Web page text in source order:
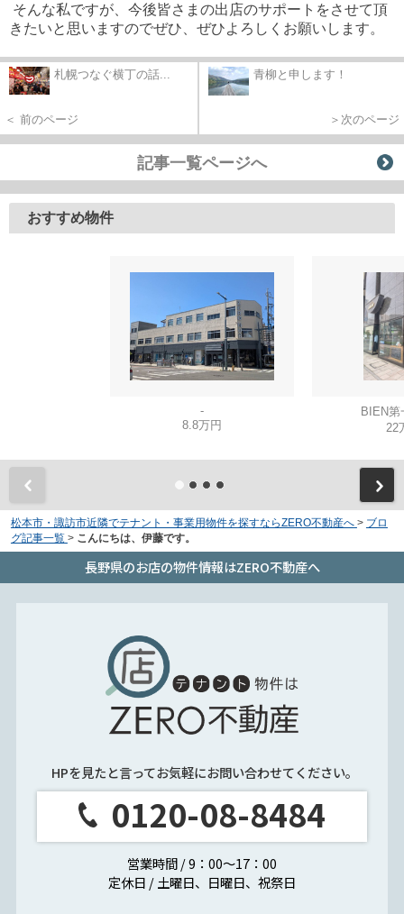
そんな私ですが、今後皆さまの出店のサポートをさせて頂
きたいと思いますのでぜひ、ぜひよろしくお願いします。
札幌つなぐ横丁の話...
＜ 前のページ
青柳と申します！
＞次のページ
記事一覧ページへ
おすすめ物件
-
8.8万円
BIEN
22
松本市・諏訪市近隣でテナント・事業用物件を探すならZERO不動産へ > ブロ
グ記事一覧 > こんにちは、伊藤です。
長野県のお店の物件情報はZERO不動産へ
HPを見たと言ってお気軽にお問い合わせてください。
0120-08-8484
営業時間 / 9：00～17：00
定休日 / 土曜日、日曜日、祝祭日